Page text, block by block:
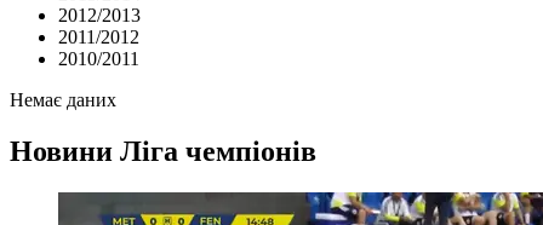
2012/2013
2011/2012
2010/2011
Немає даних
Новини Ліга чемпіонів